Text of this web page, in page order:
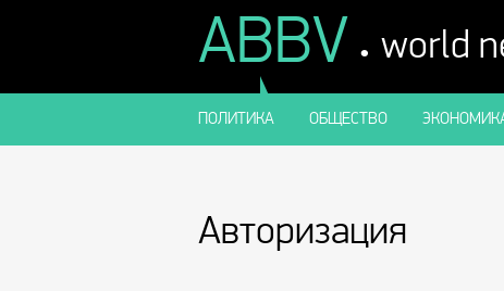
ABBV . world
ПОЛИТИКА ОБЩЕСТВО
Авторизация